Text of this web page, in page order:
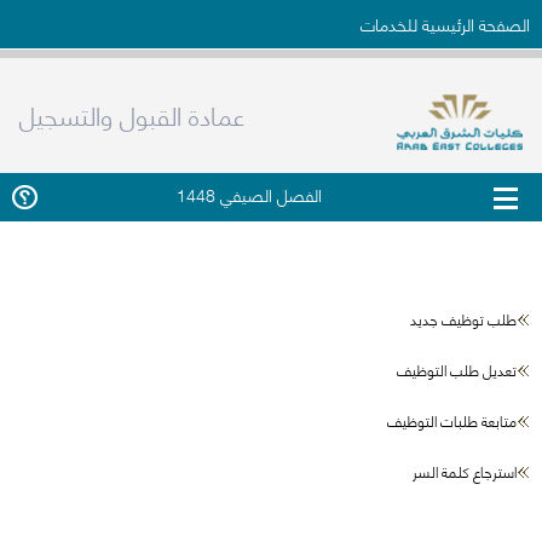
الصفحة الرئيسية للخدمات
عمادة القبول والتسجيل
الفصل الصيفي 1448
طلب توظيف جديد
تعديل طلب التوظيف
متابعة طلبات التوظيف
استرجاع كلمة السر